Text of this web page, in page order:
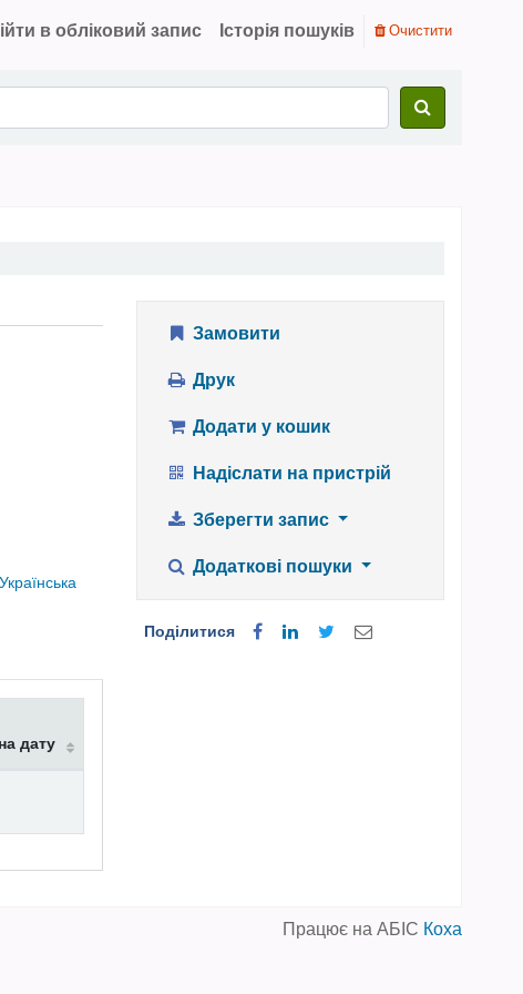
в обліковий запис Історія пошуків Очистити
Українська
дату
Замовити
Друк
Додати у кошик
Надіслати на пристрій
Зберегти запис
Додаткові пошуки
Поділитися
Працює на АБІС Коха